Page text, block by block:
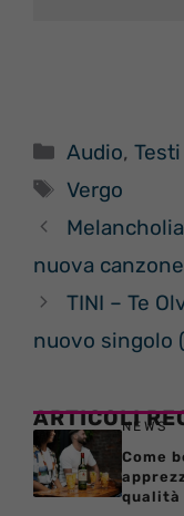
Categorie
Audio,Testi
Tag
Vergo
nuova
TINI – Te
nuovo singolo
ARTICOLINEWS
Come
qualità